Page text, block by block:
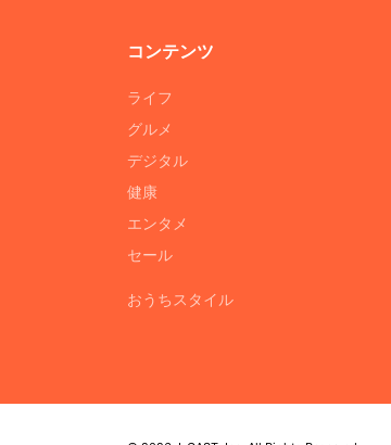
コンテンツ
ライフ
グルメ
デジタル
健康
エンタメ
セール
おうちスタイル